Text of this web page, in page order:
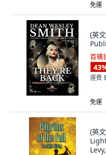
免運
(英
首購
43
運費
免運
(英